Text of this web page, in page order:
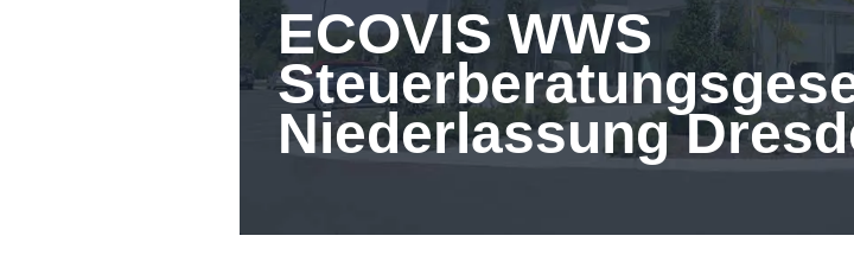
ECOVIS WWS
Niederlassung